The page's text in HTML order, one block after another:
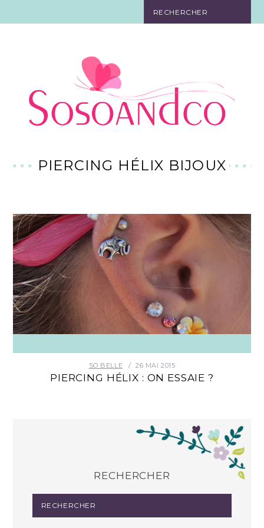
SO EN FORME
SO IN LOVE
SO DÉCO
SO PRATIQUE
CONTACT
PIERCING HÉLIX BIJOUX
SO BELLE 26 MAI 2015
PIERCING HÉLIX : ON ESSAIE ?
RECHERCHER